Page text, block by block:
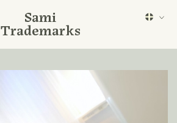
Sami
Trademarks